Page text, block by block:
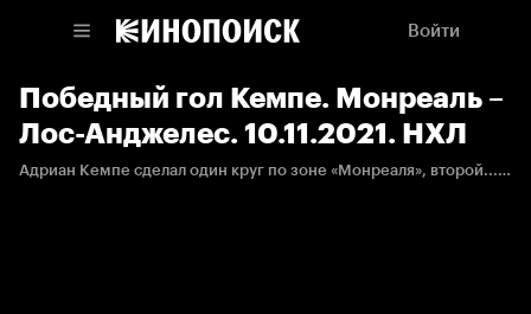
Войти
Победный гол Кемпе. Монреаль –
Лос-Анджелес. 10.11.2021. НХЛ
Адриан Кемпе сделал один круг по зоне «Монреаля», второй... и бросил по воротам. Так выглядит победа.